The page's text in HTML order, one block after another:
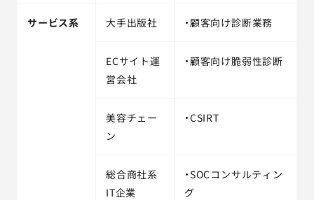
サービス系 大手出版社 ・顧客向け診断業務
ECサイト運
営会社
・顧客向け脆弱性診断
美容チェー
ン
・CSIRT
総合商社系
IT企業
・SOCコンサルティン
グ